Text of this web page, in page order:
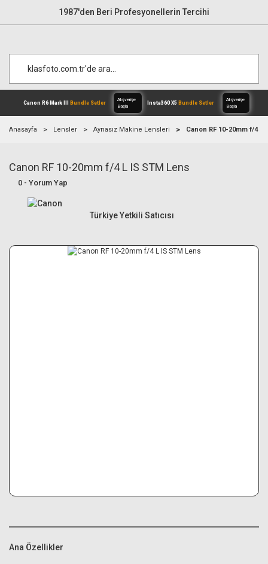
1987'den Beri Profesyonellerin Tercihi
Canon R6 Mark IIIBundle Setler
Anasayfa Lensler Aynasız Makine Lensleri Canon RF 10-20mm f/4 L
Canon RF 10-20mm f/4 L IS STM Lens
0 - Yorum Yap
Türkiye Yetkili Satıcısı
Ana Özellikler